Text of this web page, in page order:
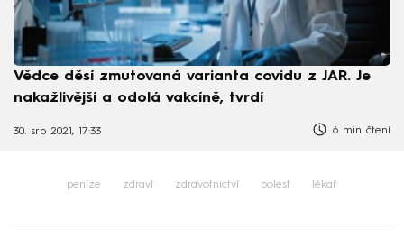
Vědce děsí zmutovaná varianta covidu z JAR. Je
nakažlivější a odolá vakcíně, tvrdí
30. srp 2021, 17:33 6 min čtení
peníze zdraví zdravotnictví bolest lékař